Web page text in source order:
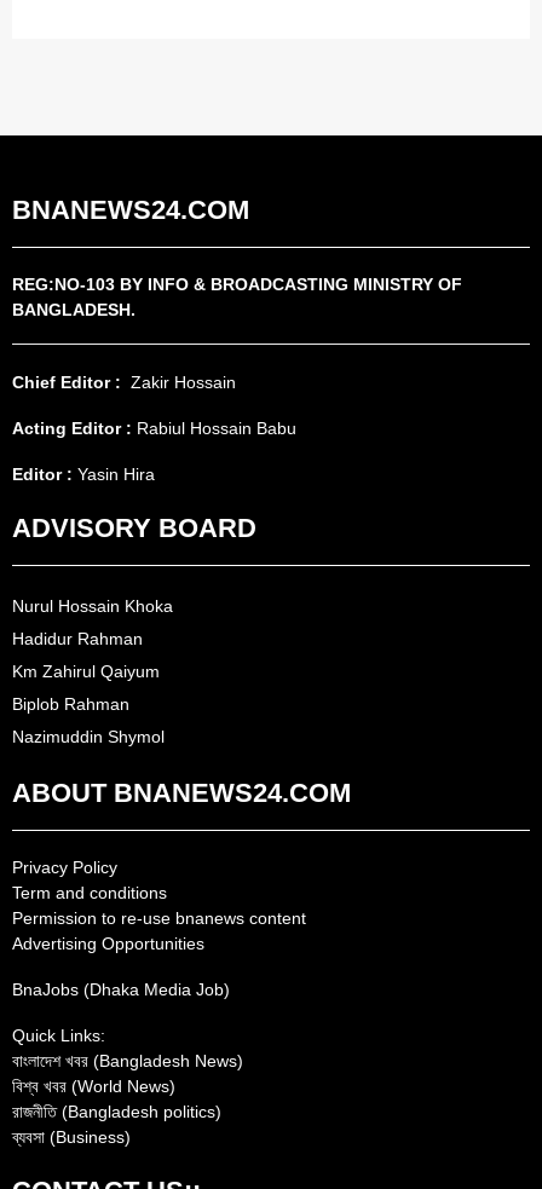
BNANEWS24.COM
REG:NO-103 BY INFO & BROADCASTING MINISTRY OF
BANGLADESH.
Chief Editor : Zakir Hossain
Acting Editor : Rabiul Hossain Babu
Editor : Yasin Hira
ADVISORY BOARD
Nurul Hossain Khoka
Hadidur Rahman
Km Zahirul Qaiyum
Biplob Rahman
Nazimuddin Shymol
ABOUT BNANEWS24.COM
Privacy Policy
Term and conditions
Permission to re-use bnanews content
Advertising Opportunities
BnaJobs (Dhaka Media Job)
Quick Links:
বাংলাদেশ খবর (Bangladesh News)
বিশ্ব খবর (World News)
রাজনীতি (Bangladesh politics)
ব্যবসা (Business)